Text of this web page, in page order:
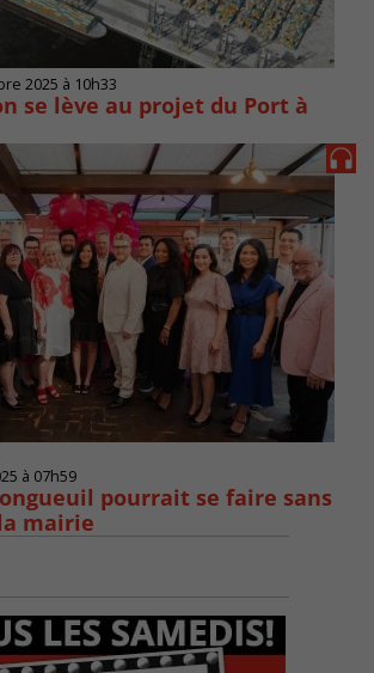
2025 à 10h33
se lève au projet du Port à
à 07h59
pourrait se faire sans
mairie